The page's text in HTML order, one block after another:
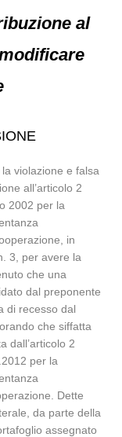
al
violazione e falsa
all’articolo 2
2002 per la
in
3, per avere la
che una
dal preponente
di recesso dal
che siffatta
dall’articolo 2
per la
Dette
da parte della
assegnato